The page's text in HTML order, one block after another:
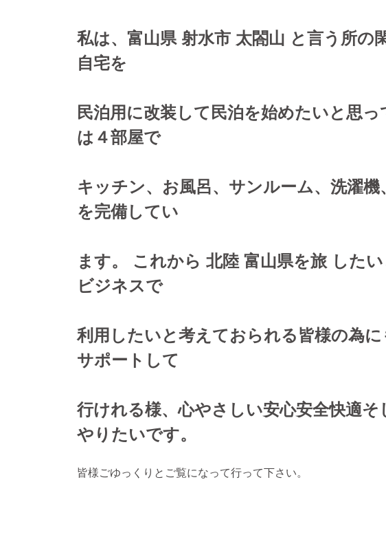
私は、富山県 射水市 太閤山 と言う所の
自宅を
民泊用に改装して民泊を始めたいと思
は４部屋で
キッチン、お風呂、サンルーム、洗濯
を完備してい
ます。 これから 北陸 富山県を旅 した
ビジネスで
利用したいと考えておられる皆様の為
サポートして
行けれる様、心やさしい安心安全快適そ
やりたいです。
皆様ごゆっくりとご覧になって行って下さい。